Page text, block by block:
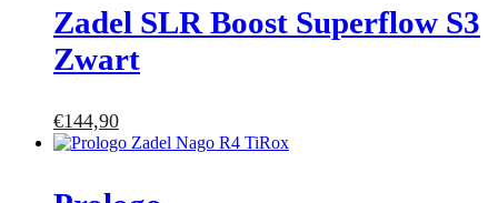
Zadel SLR Boost Superflow S3
Zwart
€144,90